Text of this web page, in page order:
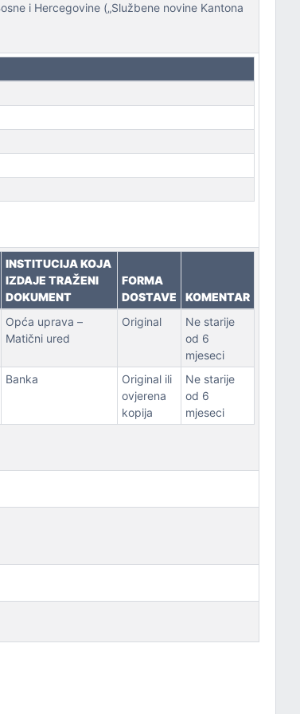
i Hercegovine („Službene novine Kantona
INSTITUCIJA KOJA
IZDAJE TRAŽENI
DOKUMENT
FORMA
DOSTAVE
KOMENTAR
Opća uprava –
Matični ured
Original
Ne starije
od 6
mjeseci
Banka
Original ili
ovjerena
kopija
Ne starije
od 6
mjeseci